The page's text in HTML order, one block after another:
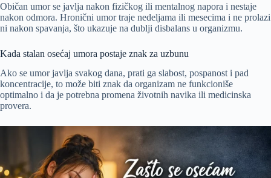
Običan umor se javlja nakon fizičkog ili mentalnog napora i nestaje
nakon odmora. Hronični umor traje nedeljama ili mesecima i ne prolazi
ni nakon spavanja, što ukazuje na dublji disbalans u organizmu.
Kada stalan osećaj umora postaje znak za uzbunu
Ako se umor javlja svakog dana, prati ga slabost, pospanost i pad
koncentracije, to može biti znak da organizam ne funkcioniše
optimalno i da je potrebna promena životnih navika ili medicinska
provera.